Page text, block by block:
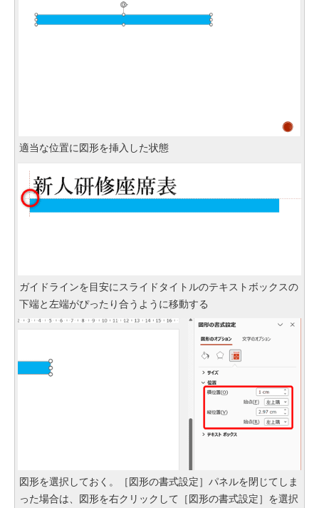
適当な位置に図形を挿入した状態
ガイドラインを目安にスライドタイトルのテキストボックスの
下端と左端がぴったり合うように移動する
図形を選択しておく。［図形の書式設定］パネルを閉じてしま
った場合は、図形を右クリックして［図形の書式設定］を選択